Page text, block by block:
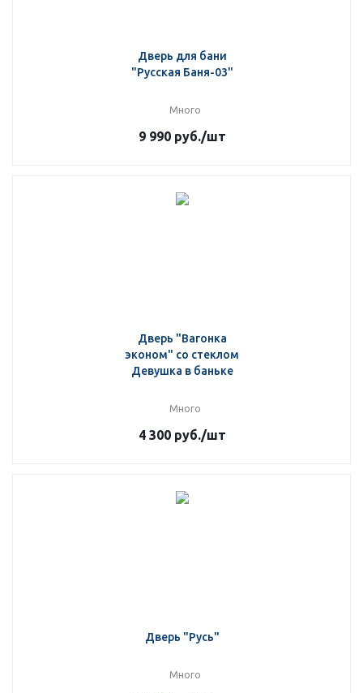
Дверь для бани
"Русская Баня-03"
Много
9 990руб./шт
Дверь "Вагонка
эконом" со стеклом
Девушка в баньке
Много
4 300руб./шт
Дверь "Русь"
Много